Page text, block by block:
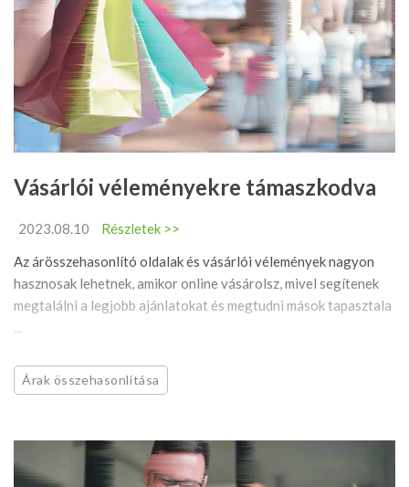
Vásárlói véleményekre támaszkodva
2023.08.10
Részletek >>
Az árösszehasonlító oldalak és vásárlói vélemények nagyon
hasznosak lehetnek, amikor online vásárolsz, mivel segítenek
megtalálni a legjobb ajánlatokat és megtudni mások tapasztala
...
Árak összehasonlítása